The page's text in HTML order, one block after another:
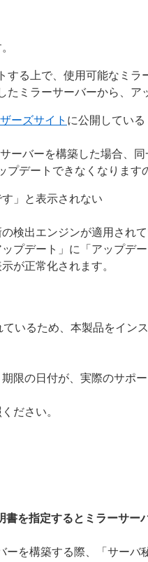
する上で、使用可能なミラ
たミラーサーバーから、
ーズサイト に公開してい
ーバーを構築した場合、
デートできなくなります
」と表示されない
検出エンジンが適用さ
プデート」に「アップデ
が正常化されます。
いるため、本製品をイン
限の日付が、実際のサポ
ださい。
を指定するとミラーサー
ーを構築する際、「サー